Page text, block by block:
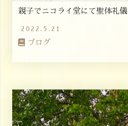
親子でニコライ堂にて聖体礼儀
2022.5.21
ブログ